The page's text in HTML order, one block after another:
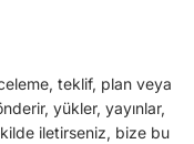
teklif, plan veya
yükler, yayınlar,
iletirseniz, bize bu